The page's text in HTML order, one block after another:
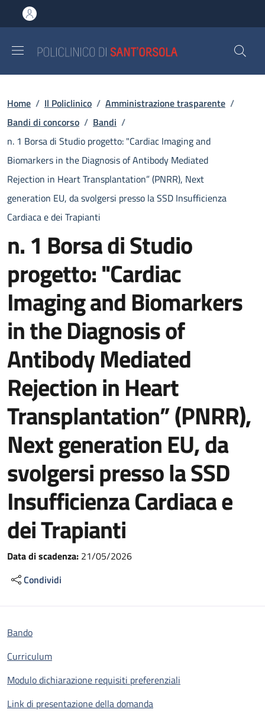
al contenuto principale
to footer content
Briciole di pane
Home / Il Policlinico / Amministrazione trasparente /
Bandi di concorso / Bandi /
n. 1 Borsa di Studio progetto: "Cardiac Imaging and
Biomarkers in the Diagnosis of Antibody Mediated
Rejection in Heart Transplantation” (PNRR), Next
generation EU, da svolgersi presso la SSD Insufficienza
Cardiaca e dei Trapianti
n. 1 Borsa di Studio
progetto: "Cardiac
Imaging and Biomarkers
in the Diagnosis of
Antibody Mediated
Rejection in Heart
Transplantation” (PNRR),
Next generation EU, da
svolgersi presso la SSD
Insufficienza Cardiaca e
dei Trapianti
Data di scadenza: 21/05/2026
Condividi
Bando
Curriculum
Modulo dichiarazione requisiti preferenziali
Link di presentazione della domanda